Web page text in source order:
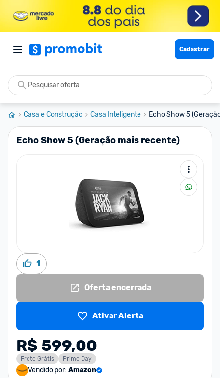
Cadastrar
Casa e Construção Casa Inteligente Echo Show 5
Echo Show 5 (Geração mais recente)
1
Oferta encerrada
Ativar Alerta
R$ 599,00
Frete Grátis Prime Day
Vendido por: Amazon